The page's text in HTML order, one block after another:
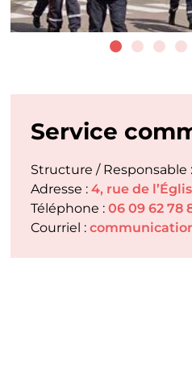
Service
4, rue de
06 09 62 78